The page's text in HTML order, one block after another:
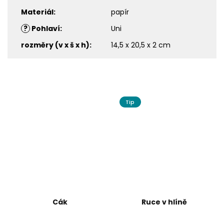
Materiál:
papír
? Pohlaví:
Uni
rozměry (v x š x h): 14,5 x 20,5 x 2 cm
Cák
Tip
Ruce v hlíně